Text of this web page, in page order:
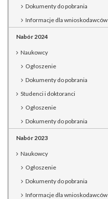
Dokumenty do pobrania
Informacje dla wnioskodawców
Nabór 2024
Naukowcy
Ogłoszenie
Dokumenty do pobrania
Studenci i doktoranci
Ogłoszenie
Dokumenty do pobrania
Nabór 2023
Naukowcy
Ogłoszenie
Dokumenty do pobrania
Informacje dla wnioskodawców